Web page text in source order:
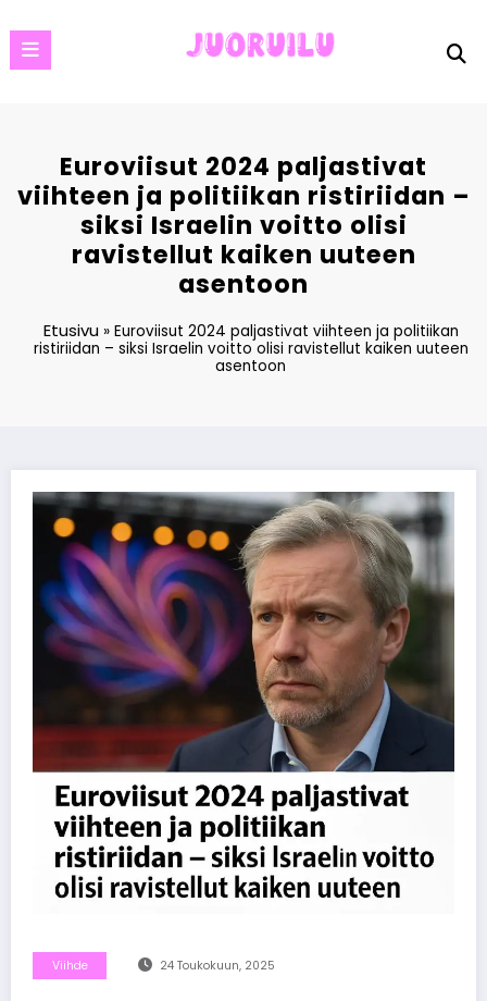
to
content
Euroviisut 2024 paljastivat
viihteen ja politiikan ristiriidan –
siksi Israelin voitto olisi
ravistellut kaiken uuteen
asentoon
Etusivu» Euroviisut 2024 paljastivat viihteen ja politiikan
ristiriidan – siksi Israelin voitto olisi ravistellut kaiken uuteen
asentoon
Viihde 24 Toukokuun, 2025